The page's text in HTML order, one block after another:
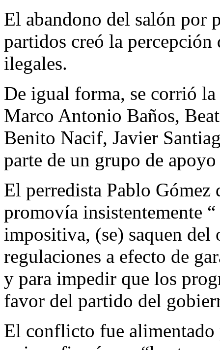
El abandono del salón por
partidos creó la percepción
ilegales.
De igual forma, se corrió
Marco Antonio Baños,
Benito Nacif, Javier
parte de un grupo de
El perredista Pablo Gómez
promovía insistentemente
impositiva, (se) saquen del
regulaciones a efecto de
y para impedir que los
favor del partido del
El conflicto fue alimentado